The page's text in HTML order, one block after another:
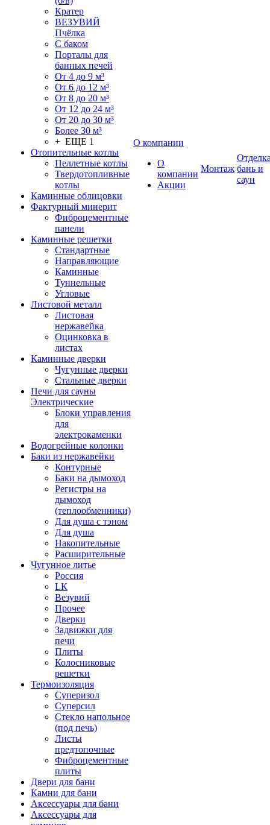
Кратер
ВЕЗУВИЙ
Пчёлка
С баком
Порталы для
банных печей
От 4 до 9 м³
От 6 до 12 м³
От 8 до 20 м³
От 12 до 24 м³
От 20 до 30 м³
Более 30 м³
+ ЕЩЕ 1
Отопительные котлы
Пеллетные котлы
Твердотопливные
котлы
Каминные облицовки
Фактурный минерит
Фиброцементные
панели
Каминные решетки
Стандартные
Направляющие
Каминные
Туннельные
Угловые
Листовой металл
Листовая
нержавейка
Оцинковка в
листах
Каминные дверки
Чугунные дверки
Стальные дверки
Печи для сауны
Электрические
Блоки управления
для
электрокаменки
Водогрейные колонки
Баки из нержавейки
Контурные
Баки на дымоход
Регистры на
дымоход
(теплообменники)
Для душа с тэном
Для душа
Накопительные
Расширительные
Чугунное литье
Россия
LК
Везувий
Прочее
Дверки
Задвижки для
печи
Плиты
Колосниковые
решетки
Термоизоляция
Суперизол
Суперсил
Стекло напольное
(под печь)
Листы
предтопочные
Фиброцементные
плиты
Двери для бани
Камни для бани
Аксессуары для бани
Аксессуары для
О компании
О
компании
Акции
Монтаж бань и
саун